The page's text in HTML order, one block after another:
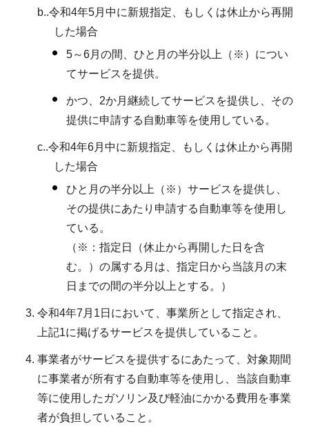
b..令和4年5月中に新規指定、もしくは休止から再開
した場合
5～6月の間、ひと月の半分以上（※）につい
てサービスを提供。
かつ、2か月継続してサービスを提供し、その
提供に申請する自動車等を使用している。
c..令和4年6月中に新規指定、もしくは休止から再開
した場合
ひと月の半分以上（※）サービスを提供し、
その提供にあたり申請する自動車等を使用し
ている。
（※：指定日（休止から再開した日を含
む。）の属する月は、指定日から当該月の末
日までの間の半分以上とする。）
令和4年7月1日において、事業所として指定され、
上記1に掲げるサービスを提供していること。
事業者がサービスを提供するにあたって、対象期間
に事業者が所有する自動車等を使用し、当該自動車
等に使用したガソリン及び軽油にかかる費用を事業
者が負担していること。